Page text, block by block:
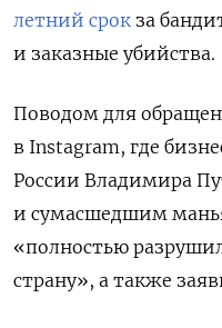
летний срок за
и заказные убийства.
Поводом для
в Instagram, где
России Владимира
и сумасшедшим
«полностью
страну», а также